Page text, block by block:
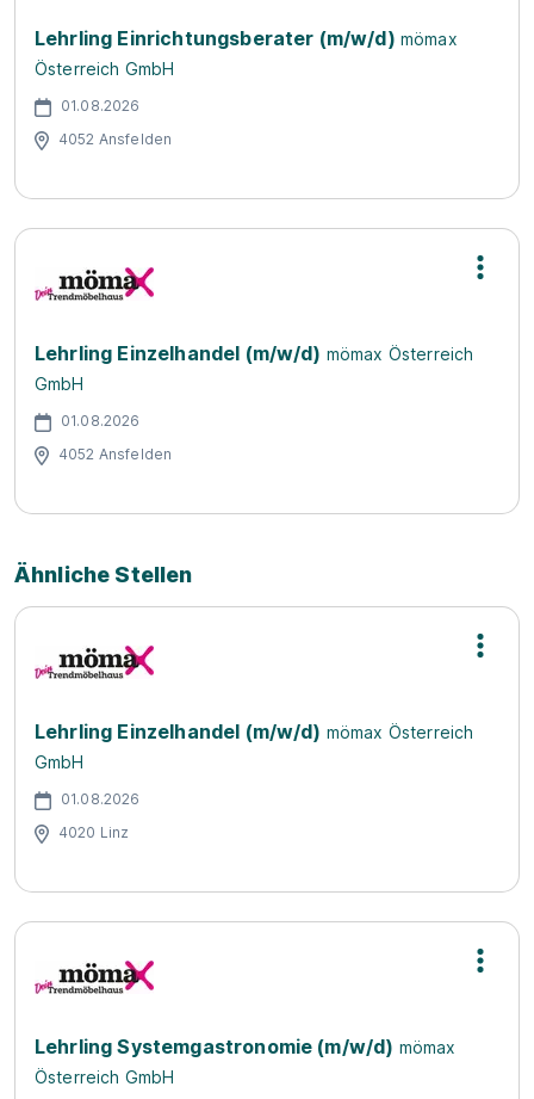
Lehrling Einrichtungsberater (m/w/d) mömax
Österreich GmbH
01.08.2026
4052 Ansfelden
Lehrling Einzelhandel (m/w/d) mömax Österreich
GmbH
01.08.2026
4052 Ansfelden
Ähnliche Stellen
Lehrling Einzelhandel (m/w/d) mömax Österreich
GmbH
01.08.2026
4020 Linz
Lehrling Systemgastronomie (m/w/d) mömax
Österreich GmbH